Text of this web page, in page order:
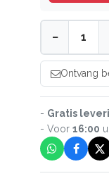
−
Ontvang
- Gratis
- Voor 16:00